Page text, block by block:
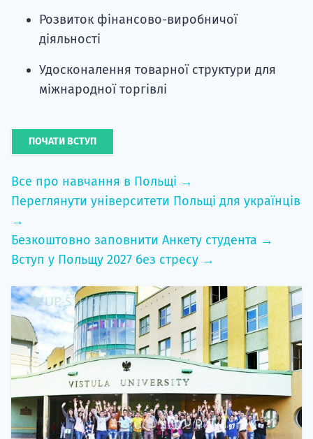
Розвиток фінансово-виробничої
діяльності
Удосконалення товарної структури для
міжнародної торгівлі
ПОЧАТИ ВСТУП
Все про навчання в Польщі →
Переглянути університети Польщі для українців
→
Безкоштовно заповнити Анкету студента →
Вступ у Польщу 2027 без стресу →